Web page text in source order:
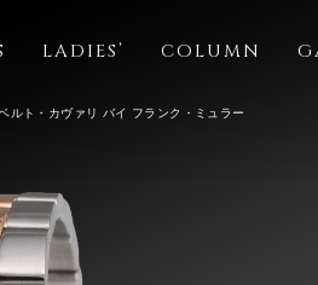
LADIES’ COLUMN
ルト・カヴァリ バイ フランク・ミュラー